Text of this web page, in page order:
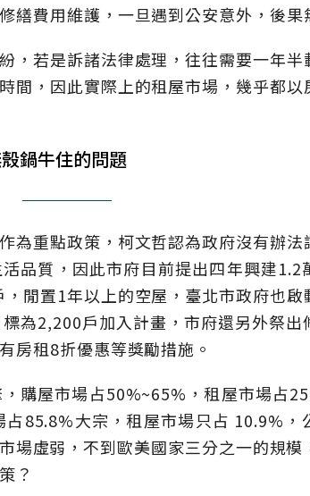
繕費用維護，一旦遇到公安意外，後果
，若是訴諸法律處理，往往需要一年半
間，因此實際上的租屋市場，幾乎都以
鍋牛住的問題
為重點政策，柯文哲認為政府沒有辦法
品質，因此市府目前提出四年興建1.2
閒置1年以上的空屋，臺北市政府也啟
為2,200戶加入計畫，市府還另外祭出
房租8折優惠等獎勵措施。
購屋市場占50%~65%，租屋市場占
85.8%大宗，租屋市場只占 10.9%，
場虛弱，不到歐美國家三分之一的規模
？